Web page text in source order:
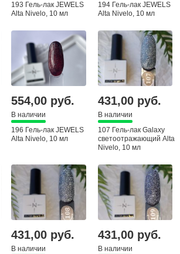
193 Гель-лак JEWELS
Alta Nivelo, 10 мл
194 Гель-лак JEWELS
Alta Nivelo, 10 мл
554,00 руб.
В наличии
196 Гель-лак JEWELS
Alta Nivelo, 10 мл
431,00 руб.
В наличии
107 Гель-лак Galaxy
светоотражающий Alta
Nivelo, 10 мл
431,00 руб.
В наличии
431,00 руб.
В наличии